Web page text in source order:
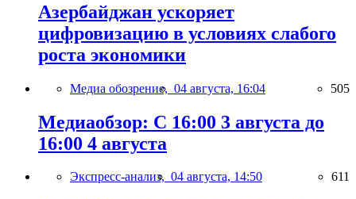
Азербайджан ускоряет
цифровизацию в условиях слабого
роста экономики
Медиа обозрение, 04 августа, 16:04 505
Медиаобзор: С 16:00 3 августа до
16:00 4 августа
Экспресс-анализ, 04 августа, 14:50 611